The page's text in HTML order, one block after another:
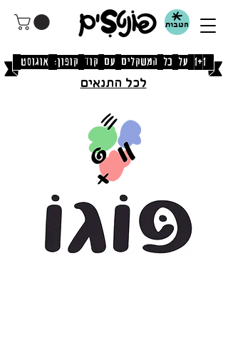
הטבות
[1+1 על כל המשקלים עם קוד קופון: אוגוסט] לכל התנאים